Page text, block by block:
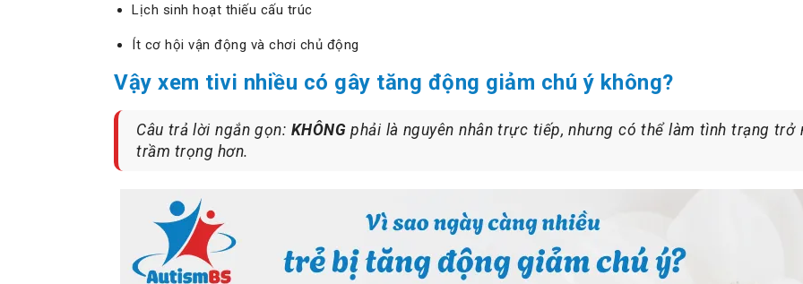
Lịch sinh hoạt thiếu cấu trúc
Ít cơ hội vận động và chơi chủ động
Vậy xem tivi nhiều có gây tăng động giảm chú ý không?
Câu trả lời ngắn gọn: KHÔNG phải là nguyên nhân trực tiếp, nhưng có thể làm tình trạng trở
trầm trọng hơn.